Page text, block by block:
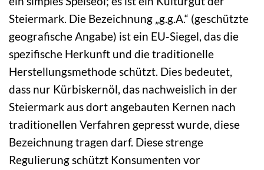
Steiermark. Die Bezeichnung „g.g.A.“ (geschützte
geografische Angabe) ist ein EU-Siegel, das die
spezifische Herkunft und die traditionelle
Herstellungsmethode schützt. Dies bedeutet,
dass nur Kürbiskernöl, das nachweislich in der
Steiermark aus dort angebauten Kernen nach
traditionellen Verfahren gepresst wurde, diese
Bezeichnung tragen darf. Diese strenge
Regulierung schützt Konsumenten vor